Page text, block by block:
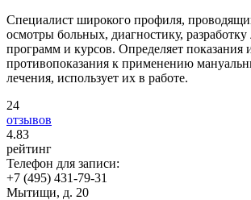
Специалист широкого профиля,
осмотры больных, диагностику,
программ и курсов. Определяет показания
противопоказания к применению
лечения, использует их в работе.
24
отзывов
4.83
рейтинг
Телефон для записи:
+7 (495) 431-79-31
Мытищи, д. 20